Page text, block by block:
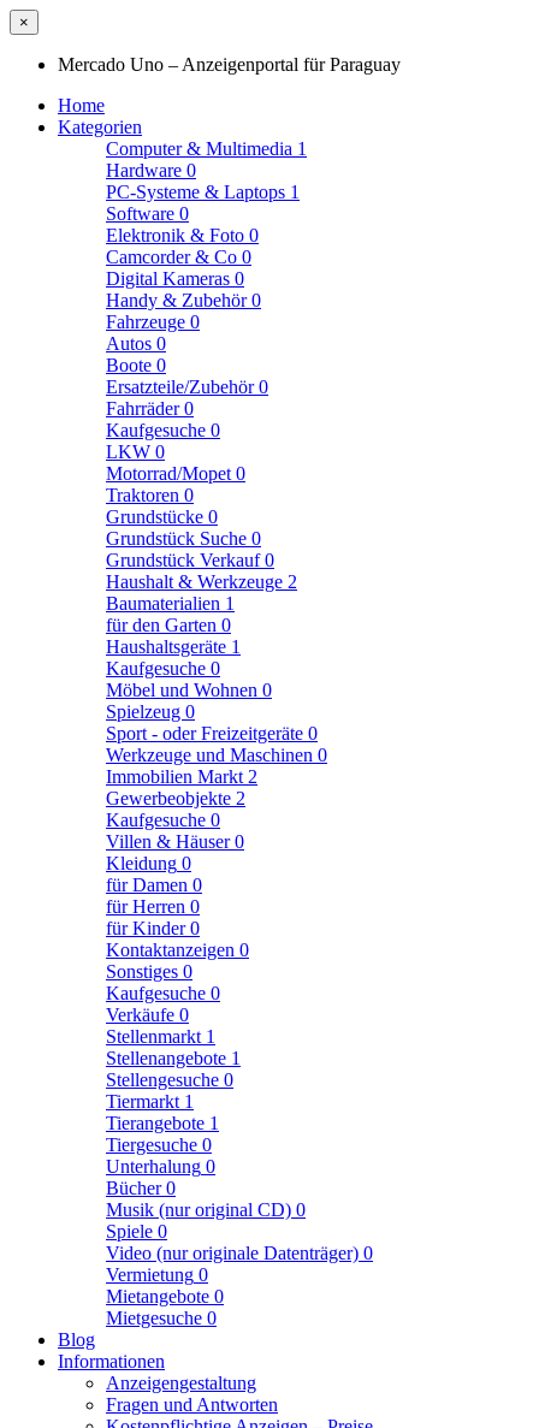
×
Mercado Uno – Anzeigenportal für Paraguay
Home
Kategorien
Computer & Multimedia 1
Hardware 0
PC-Systeme & Laptops 1
Software 0
Elektronik & Foto 0
Camcorder & Co 0
Digital Kameras 0
Handy & Zubehör0
Fahrzeuge 0
Autos 0
Boote 0
Ersatzteile/Zubehör0
Fahrräder0
Kaufgesuche 0
LKW 0
Motorrad/Mopet 0
Traktoren 0
Grundstücke 0
Grundstück Suche 0
Grundstück Verkauf0
Haushalt & Werkzeuge 2
Baumaterialien 1
für den Garten 0
Haushaltsgeräte 1
Kaufgesuche 0
Möbel und Wohnen 0
Spielzeug 0
Sport - oder Freizeitgeräte 0
Werkzeuge und Maschinen 0
Immobilien Markt 2
Gewerbeobjekte 2
Kaufgesuche 0
Villen & Häuser0
Kleidung 0
für Damen 0
für Herren 0
für Kinder0
Kontaktanzeigen 0
Sonstiges 0
Kaufgesuche 0
Verkäufe 0
Stellenmarkt 1
Stellenangebote 1
Stellengesuche 0
Tiermarkt 1
Tierangebote 1
Tiergesuche 0
Unterhalung 0
Bücher0
Musik (nur original CD) 0
Spiele 0
Video (nur originale Datenträger) 0
Vermietung 0
Mietangebote 0
Mietgesuche 0
Blog
Informationen
Anzeigengestaltung
Fragen und Antworten